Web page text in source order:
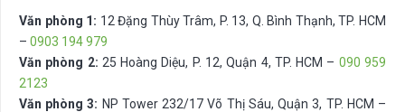
Văn phòng 1: 12 Đặng Thùy Trâm, P. 13, Q. Bình Thạnh, TP. HCM
– 0903 194 979
Văn phòng 2: 25 Hoàng Diệu, P. 12, Quận 4, TP. HCM – 090 959
2123
Văn phòng 3: NP Tower 232/17 Võ Thị Sáu, Quận 3, TP. HCM –